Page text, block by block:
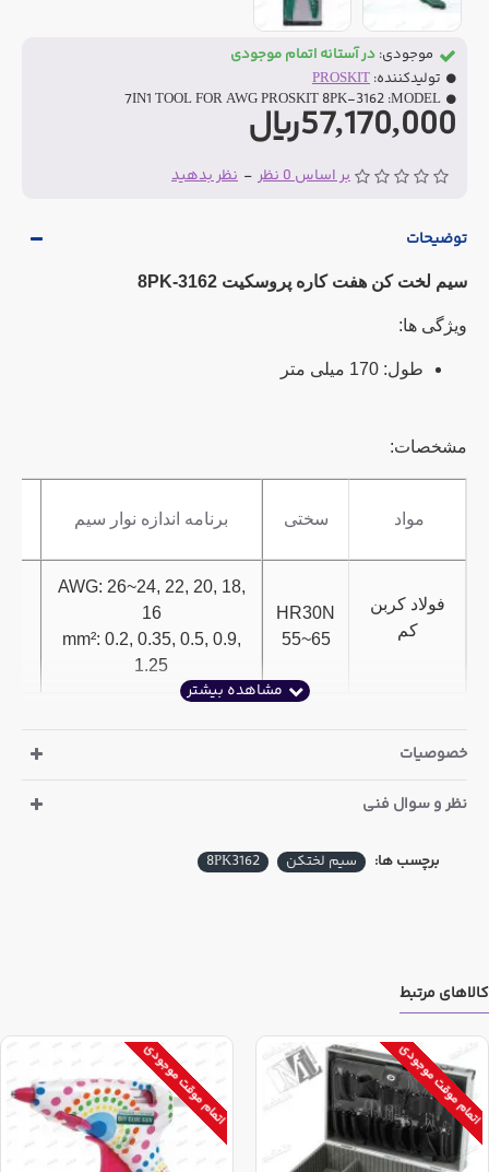
بر اساس 0 نظر - نظر بدهید
57,170,000ریال
موجودی: در آستانه اتمام موجودی
تولیدکننده: PROSKIT
MODEL:
7IN1 TOOL FOR AWG PROSKIT 8PK-3162
توضیحات
سیم لخت کن هفت کاره پروسکیت 8PK-3162
ویژگی ها:
طول: 170 میلی متر
مشخصات:
مواد سختی برنامه اندازه نوار سیم
فولاد کربن
کم
HR30N
55~65
AWG: 26~24, 22, 20, 18,
16
mm²: 0.2, 0.35, 0.5, 0.9,
1.25
خصوصیات
نظر و سوال فنی
برچسب ها: سیم لختکن 8PK3162
کالاهای مرتبط
اتمام موقت موجودی اتمام موقت موجودی